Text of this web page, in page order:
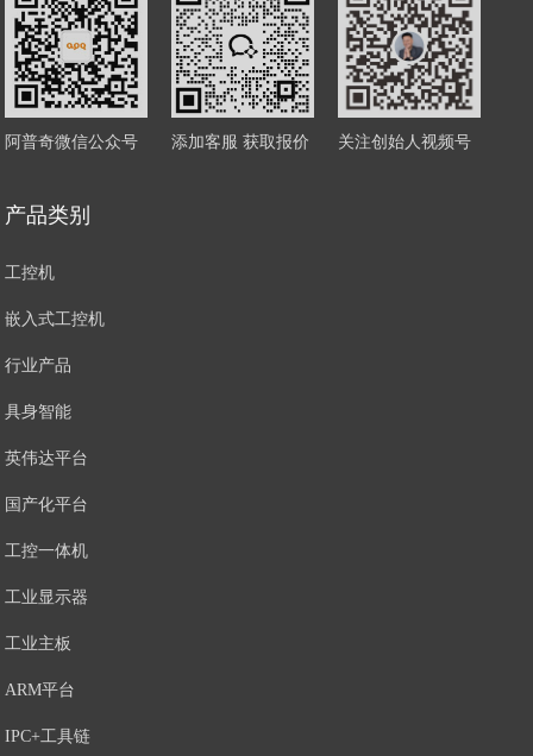
阿普奇微信公众号 添加客服 获取报价 关注创始人视频号
产品类别
工控机
嵌入式工控机
行业产品
具身智能
英伟达平台
国产化平台
工控一体机
工业显示器
工业主板
ARM平台
IPC+工具链